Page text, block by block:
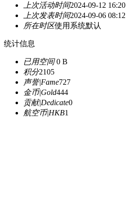
上次活动时间2024-09-12 16:20
上次发表时间2024-09-06 08:12
所在时区使用系统默认
统计信息
已用空间0 B
积分2105
声誉|Fame727
金币|Gold444
贡献|Dedicate0
航空币|HKB1